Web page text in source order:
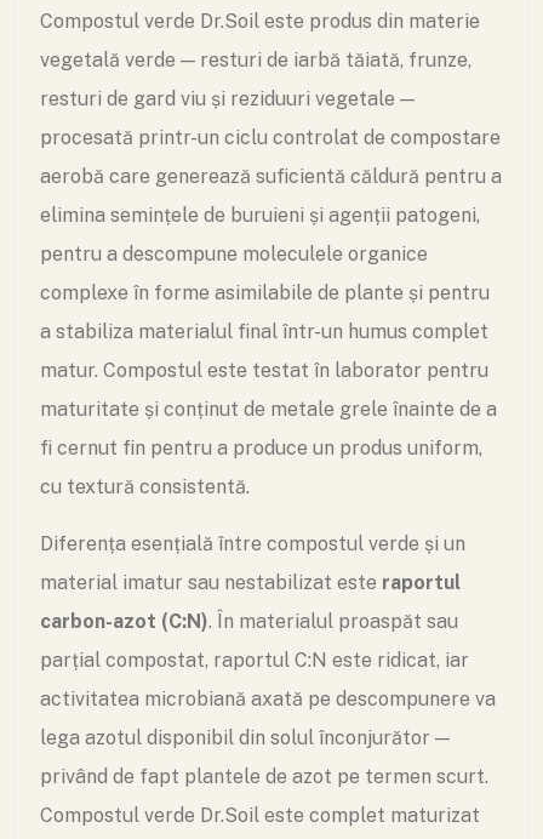
Compostul verde Dr.Soil este produs din materie
vegetală verde — resturi de iarbă tăiată, frunze,
resturi de gard viu și reziduuri vegetale —
procesată printr-un ciclu controlat de compostare
aerobă care generează suficientă căldură pentru a
elimina semințele de buruieni și agenții patogeni,
pentru a descompune moleculele organice
complexe în forme asimilabile de plante și pentru
a stabiliza materialul final într-un humus complet
matur. Compostul este testat în laborator pentru
maturitate și conținut de metale grele înainte de a
fi cernut fin pentru a produce un produs uniform,
cu textură consistentă.
Diferența esențială între compostul verde și un
material imatur sau nestabilizat este raportul
carbon-azot (C:N). În materialul proaspăt sau
parțial compostat, raportul C:N este ridicat, iar
activitatea microbiană axată pe descompunere va
lega azotul disponibil din solul înconjurător —
privând de fapt plantele de azot pe termen scurt.
Compostul verde Dr.Soil este complet maturizat